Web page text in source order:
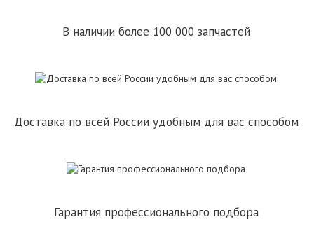
В наличии более 100 000 запчастей
Доставка по всей России удобным для вас способом
Гарантия профессионального подбора